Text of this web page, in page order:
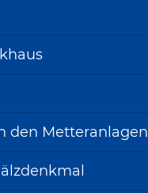
Haus
am
Tor
Villa
den Metteranlagen